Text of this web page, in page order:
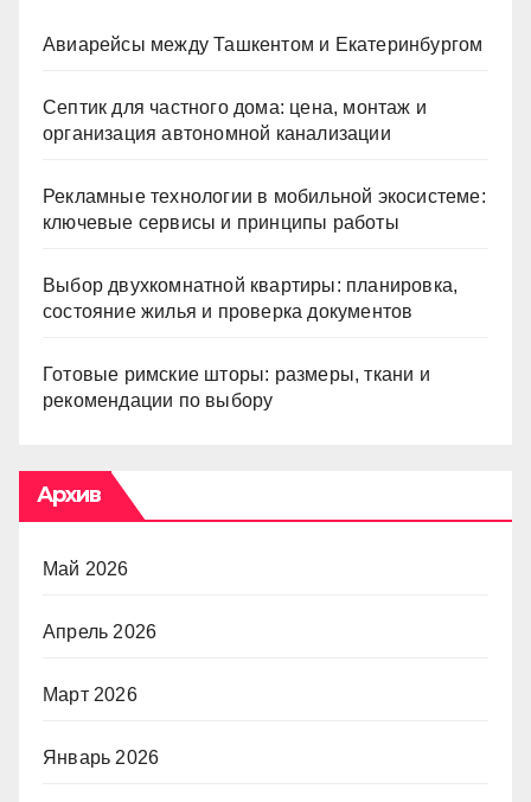
Авиарейсы между Ташкентом и Екатеринбургом
Септик для частного дома: цена, монтаж и
организация автономной канализации
Рекламные технологии в мобильной экосистеме:
ключевые сервисы и принципы работы
Выбор двухкомнатной квартиры: планировка,
состояние жилья и проверка документов
Готовые римские шторы: размеры, ткани и
рекомендации по выбору
Архив
Май 2026
Апрель 2026
Март 2026
Январь 2026